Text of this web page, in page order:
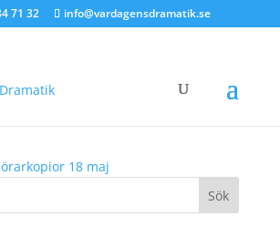
71 32 info@vardagensdramatik.se
18 maj